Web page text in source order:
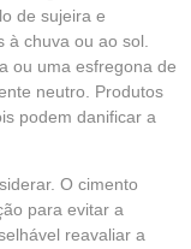
de sujeira e
chuva ou ao sol.
ou uma esfregona de
neutro. Produtos
podem danificar a
O cimento
para evitar a
reavaliar a